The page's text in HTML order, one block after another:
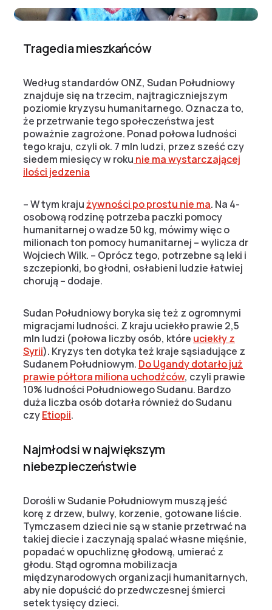
Tragedia mieszkańców
Według standardów ONZ, Sudan Południowy
znajduje się na trzecim, najtragiczniejszym
poziomie kryzysu humanitarnego. Oznacza to,
że przetrwanie tego społeczeństwa jest
poważnie zagrożone. Ponad połowa ludności
tego kraju, czyli ok. 7 mln ludzi, przez sześć czy
siedem miesięcy w roku nie ma wystarczającej
ilości jedzenia
– W tym krajużywności po prostu nie ma. Na 4-
osobową rodzinę potrzeba paczki pomocy
humanitarnej o wadze 50 kg, mówimy więc o
milionach ton pomocy humanitarnej – wylicza dr
Wojciech Wilk. – Oprócz tego, potrzebne są leki i
szczepionki, bo głodni, osłabieni ludzie łatwiej
chorują – dodaje.
Sudan Południowy boryka się też z ogromnymi
migracjami ludności. Z kraju uciekło prawie 2,5
mln ludzi (połowa liczby osób, które uciekły z
Syrii). Kryzys ten dotyka też kraje sąsiadujące z
Sudanem Południowym. Do Ugandy dotarło już
prawie półtora miliona uchodźców, czyli prawie
10% ludności Południowego Sudanu. Bardzo
duża liczba osób dotarła również do Sudanu
czyEtiopii.
Najmłodsi w największym
niebezpieczeństwie
Dorośli w Sudanie Południowym muszą jeść
korę z drzew, bulwy, korzenie, gotowane liście.
Tymczasem dzieci nie są w stanie przetrwać na
takiej diecie i zaczynają spalać własne mięśnie,
popadać w opuchliznę głodową, umierać z
głodu. Stąd ogromna mobilizacja
międzynarodowych organizacji humanitarnych,
aby nie dopuścić do przedwczesnej śmierci
setek tysięcy dzieci.